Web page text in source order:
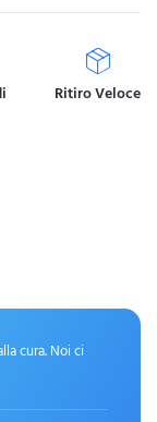
Ritiro Veloce
cura. Noi ci